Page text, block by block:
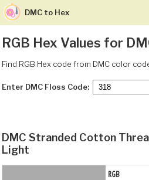
DMC to Hex
RGB Hex Values for
Find RGB Hex code from DMC color
Enter DMC Floss Code:
DMC Stranded Cotton
Light
RGB